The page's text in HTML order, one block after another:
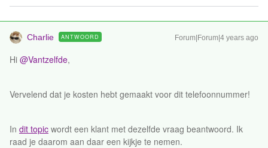
Charlie ANTWOORD Forum|Forum|4 years ago
Hi @Vantzelfde,
Vervelend dat je kosten hebt gemaakt voor dit telefoonnummer!
In dit topic wordt een klant met dezelfde vraag beantwoord. Ik
raad je daarom aan daar een kijkje te nemen.